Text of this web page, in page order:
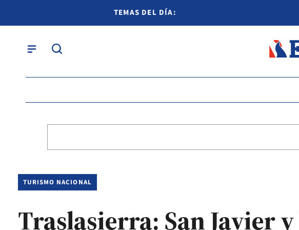
TEMAS DEL DÍA:
TURISMO NACIONAL
Traslasierra: San Javier